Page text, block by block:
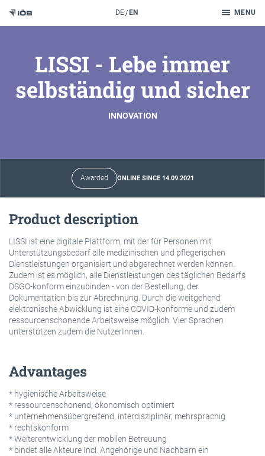
DE EN MENU
LISSI - Lebe immer
selbständig und sicher
INNOVATION
Awarded ONLINE SINCE 14.09.2021
Product description
LISSI ist eine digitale Plattform, mit der für Personen mit
Unterstützungsbedarf alle medizinischen und pflegerischen
Dienstleistungen organisiert und abgerechnet werden können.
Zudem ist es möglich, alle Dienstleistungen des täglichen Bedarfs
DSGO-konform einzubinden - von der Bestellung, der
Dokumentation bis zur Abrechnung. Durch die weitgehend
elektronische Abwicklung ist eine COVID-konforme und zudem
ressourcenschonende Arbeitsweise möglich. Vier Sprachen
unterstützen zudem die NutzerInnen.
Advantages
* hygienische Arbeitsweise
* ressourcenschonend, ökonomisch optimiert
* unternehmensübergreifend, interdisziplinär, mehrsprachig
* rechtskonform
* Weiterentwicklung der mobilen Betreuung
* bindet alle Akteure Incl. Angehörige und Nachbarn ein